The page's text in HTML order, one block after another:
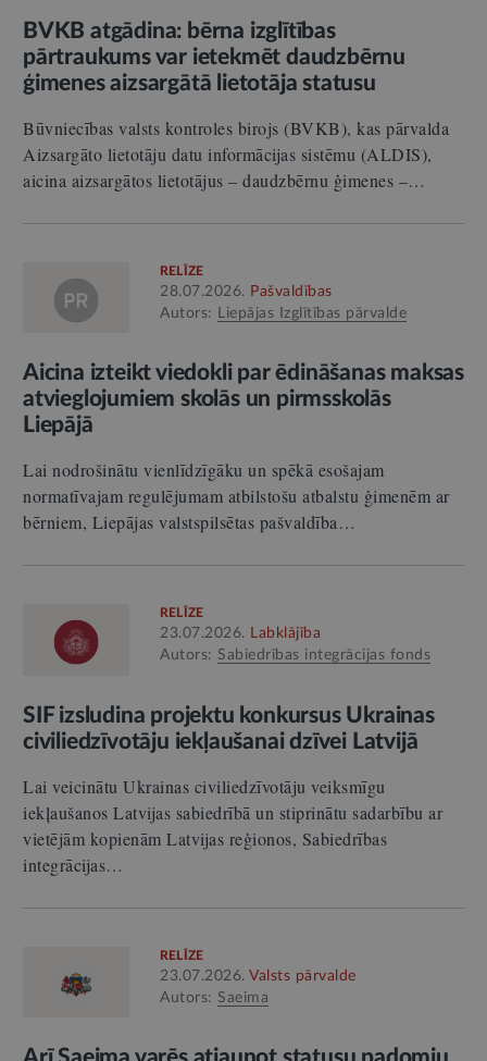
BVKB atgādina: bērna izglītības
pārtraukums var ietekmēt daudzbērnu
ģimenes aizsargātā lietotāja statusu
Būvniecības valsts kontroles birojs (BVKB), kas pārvalda
Aizsargāto lietotāju datu informācijas sistēmu (ALDIS),
aicina aizsargātos lietotājus – daudzbērnu ģimenes –…
RELĪZE
28.07.2026. Pašvaldības
Autors: Liepājas Izglītības pārvalde
Aicina izteikt viedokli par ēdināšanas maksas
atvieglojumiem skolās un pirmsskolās
Liepājā
Lai nodrošinātu vienlīdzīgāku un spēkā esošajam
normatīvajam regulējumam atbilstošu atbalstu ģimenēm ar
bērniem, Liepājas valstspilsētas pašvaldība…
RELĪZE
23.07.2026. Labklājība
Autors: Sabiedrības integrācijas fonds
SIF izsludina projektu konkursus Ukrainas
civiliedzīvotāju iekļaušanai dzīvei Latvijā
Lai veicinātu Ukrainas civiliedzīvotāju veiksmīgu
iekļaušanos Latvijas sabiedrībā un stiprinātu sadarbību ar
vietējām kopienām Latvijas reģionos, Sabiedrības
integrācijas…
RELĪZE
23.07.2026. Valsts pārvalde
Autors: Saeima